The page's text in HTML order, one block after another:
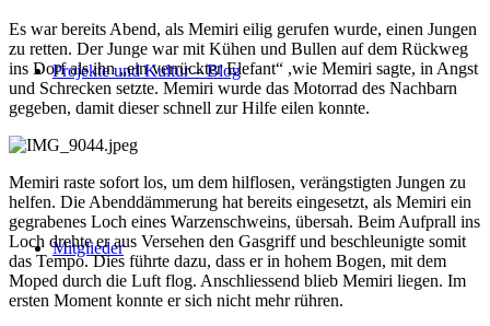
Projekte und Kultur – Blog
Mitglieder
Es war bereits Abend, als Memiri eilig gerufen wurde, einen Jungen
zu retten. Der Junge war mit Kühen und Bullen auf dem Rückweg
ins Dorf als ihn „ein verrückter Elefant“ ,wie Memiri sagte, in Angst
und Schrecken setzte. Memiri wurde das Motorrad des Nachbarn
gegeben, damit dieser schnell zur Hilfe eilen konnte.
Memiri raste sofort los, um dem hilflosen, verängstigten Jungen zu
helfen. Die Abenddämmerung hat bereits eingesetzt, als Memiri ein
gegrabenes Loch eines Warzenschweins, übersah. Beim Aufprall ins
Loch drehte er aus Versehen den Gasgriff und beschleunigte somit
das Tempo. Dies führte dazu, dass er in hohem Bogen, mit dem
Moped durch die Luft flog. Anschliessend blieb Memiri liegen. Im
ersten Moment konnte er sich nicht mehr rühren.